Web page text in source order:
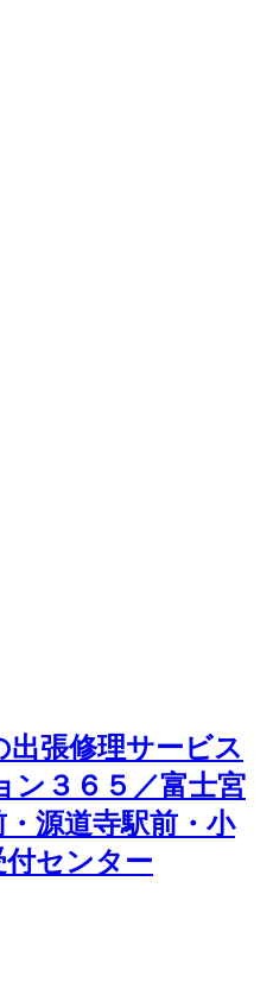
張修理サービス
ン３６５／富士宮
源道寺駅前・小
付センター